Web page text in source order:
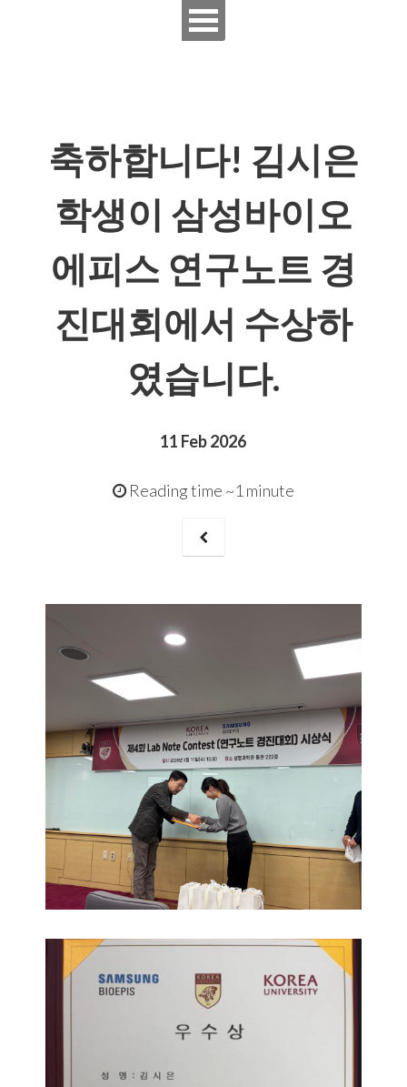
축하합니다! 김시은
학생이 삼성바이오
에피스 연구노트 경
진대회에서 수상하
였습니다.
11 Feb 2026
Reading time ~1 minute